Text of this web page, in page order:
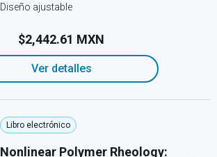
Diseño ajustable
$2,442.61 MXN
Ver detalles
Libro electrónico
Nonlinear Polymer Rheology: